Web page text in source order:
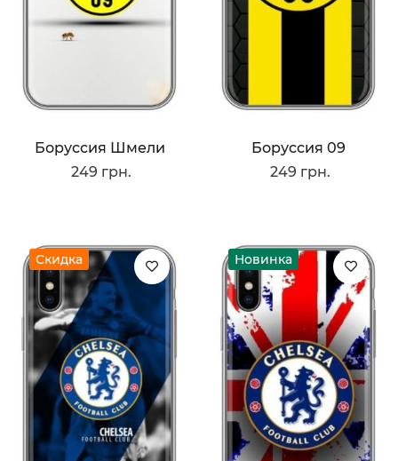
Боруссия Шмели
249 грн.
Боруссия 09
249 грн.
Скидка Новинка